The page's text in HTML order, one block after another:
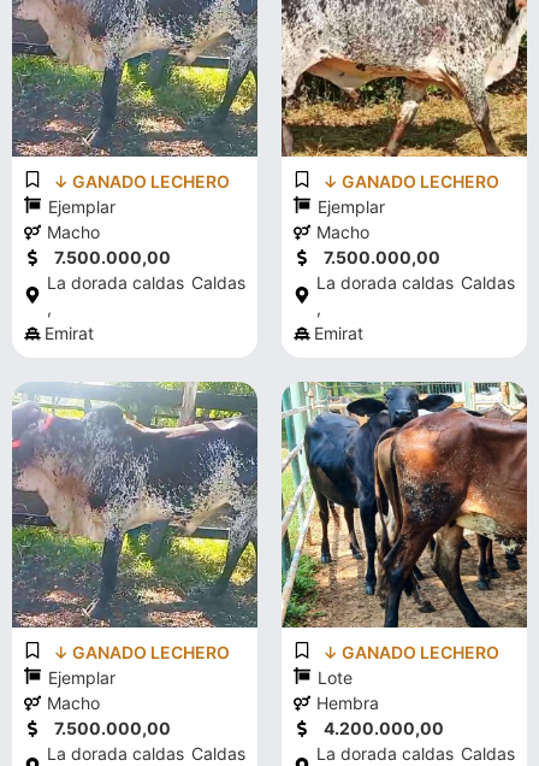
↓ GANADO LECHERO
Ejemplar
Macho
7.500.000,00
La dorada caldas
,
Caldas
Emirat
↓ GANADO LECHERO
Ejemplar
Macho
7.500.000,00
La dorada caldas
,
Caldas
Emirat
↓ GANADO LECHERO
Ejemplar
Macho
7.500.000,00
La dorada caldas Caldas
↓ GANADO LECHERO
Lote
Hembra
4.200.000,00
La dorada caldas Caldas